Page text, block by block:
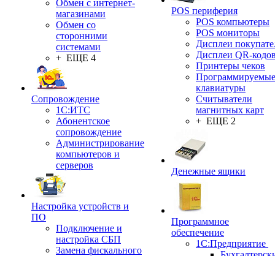
Обмен с интернет-
магазинами
Обмен со
сторонними
системами
+ ЕЩЕ 4
Сопровождение
1C:ИТС
Абонентское
сопровождение
Администрирование
компьютеров и
серверов
Настройка устройств и
ПО
Подключение и
настройка СБП
Замена фискального
POS периферия
POS компьютеры
POS мониторы
Дисплеи
Дисплеи QR-
Принтеры чеков
Программируемые
клавиатуры
Считыватели
магнитных карт
+ ЕЩЕ 2
Денежные ящики
Программное
обеспечение
1С:Предприятие